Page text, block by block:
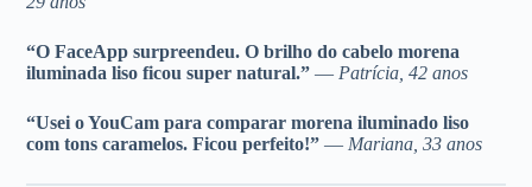
“O FaceApp surpreendeu. O brilho do cabelo morena
iluminada liso ficou super natural.” — Patrícia, 42 anos
“Usei o YouCam para comparar morena iluminado liso
com tons caramelos. Ficou perfeito!” — Mariana, 33 anos